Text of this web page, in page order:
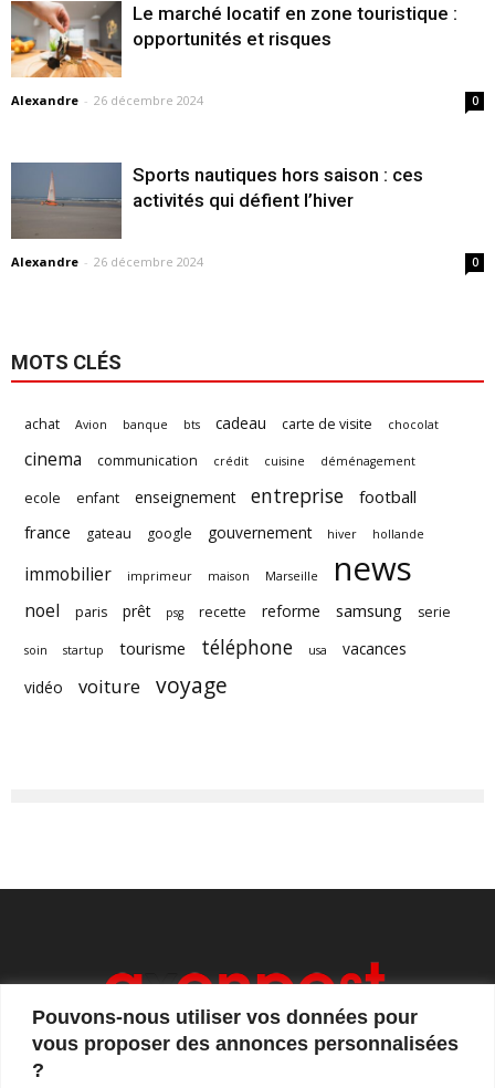
Pouvons-nous utiliser vos données pour
vous proposer des annonces personnalisées
?
Le marché locatif en zone touristique :
opportunités et risques
Alexandre - 26 décembre 2024 0
Sports nautiques hors saison : ces
activités qui défient l’hiver
Alexandre - 26 décembre 2024 0
MOTS CLÉS
achat Avion banque bts cadeau carte de visite chocolat
cinema communication crédit cuisine déménagement
ecole enfant enseignement entreprise
football
france
gateau google gouvernement hiver hollande
immobilier imprimeur maison Marseille news
noel paris prêt psg recette reforme samsung serie
soin startup tourisme téléphone usa
vacances
vidéo
voiture voyage